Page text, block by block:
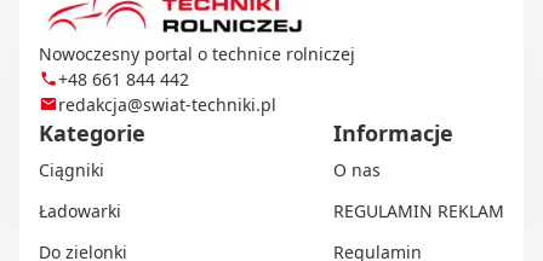
Nowoczesny portal o technice rolniczej
+48 661 844 442
redakcja@swiat-techniki.pl
Kategorie
Ciągniki
Ładowarki
Do zielonki
Informacje
O nas
REGULAMIN REKLAM
Regulamin